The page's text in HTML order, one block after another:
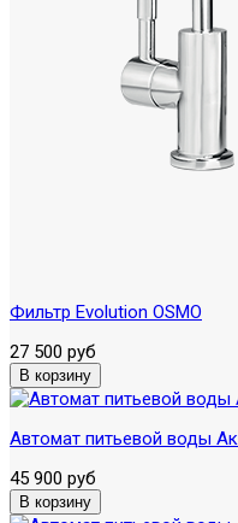
Фильтр Evolution OSMO
27 500 руб
Автомат питьевой воды
45 900 руб